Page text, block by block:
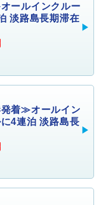
ールインクルー
淡路島長期滞在
着≫オールイン
4連泊 淡路島長